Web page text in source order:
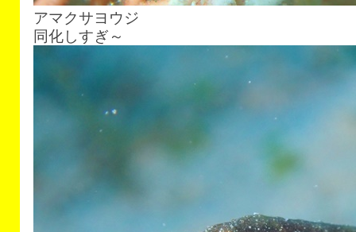
アマクサヨウジ
同化しすぎ～